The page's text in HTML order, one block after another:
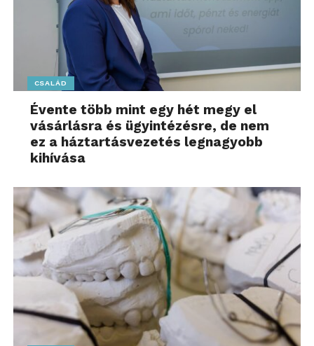
CSALÁD
Évente több mint egy hét megy el
vásárlásra és ügyintézésre, de nem
ez a háztartásvezetés legnagyobb
kihívása